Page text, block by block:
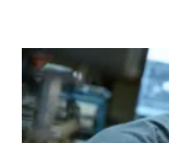
kerja dan